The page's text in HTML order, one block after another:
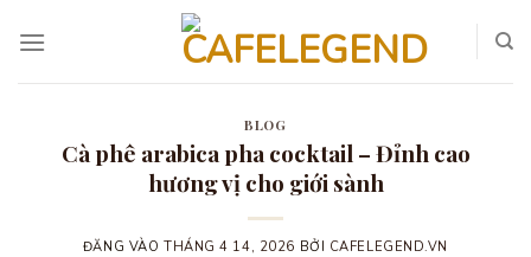
qua
BLOG
Cà phê arabica pha cocktail – Đỉnh cao
hương vị cho giới sành
ĐĂNG VÀO THÁNG 4 14, 2026 BỞI CAFELEGEND.VN